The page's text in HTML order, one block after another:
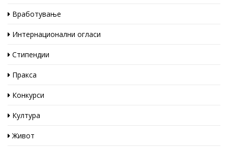
Вработување
Интернационални огласи
Стипендии
Пракса
Конкурси
Култура
Живот